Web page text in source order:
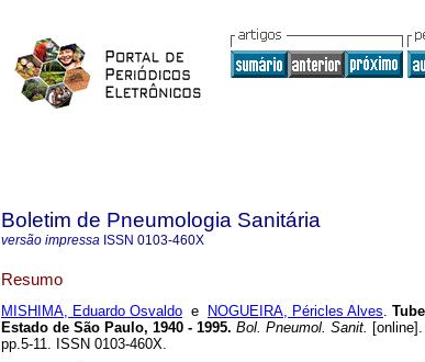
Boletim de Pneumologia Sanitária
versão impressa ISSN 0103-460X
Resumo
MISHIMA, Eduardo Osvaldo e NOGUEIRA, Péricles Alves.
Estado de São Paulo, 1940 - 1995. Bol. Pneumol. Sanit.
pp.5-11. ISSN 0103-460X.